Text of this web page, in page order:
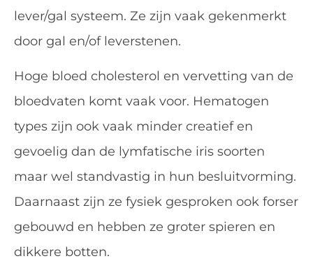
lever/gal systeem. Ze zijn vaak gekenmerkt
door gal en/of leverstenen.
Hoge bloed cholesterol en vervetting van de
bloedvaten komt vaak voor. Hematogen
types zijn ook vaak minder creatief en
gevoelig dan de lymfatische iris soorten
maar wel standvastig in hun besluitvorming.
Daarnaast zijn ze fysiek gesproken ook forser
gebouwd en hebben ze groter spieren en
dikkere botten.